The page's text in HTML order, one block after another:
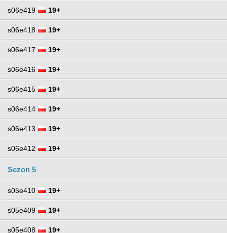
s06e419 19+
s06e418 19+
s06e417 19+
s06e416 19+
s06e415 19+
s06e414 19+
s06e413 19+
s06e412 19+
Sezon 5
s05e410 19+
s05e409 19+
s05e408 19+